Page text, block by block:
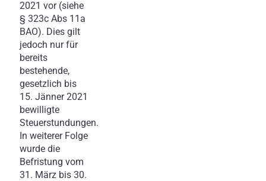
2021 vor (siehe
§ 323c Abs 11a
BAO). Dies gilt
jedoch nur für
bereits
bestehende,
gesetzlich bis
15. Jänner 2021
bewilligte
Steuerstundungen.
In weiterer Folge
wurde die
Befristung vom
31. März bis 30.